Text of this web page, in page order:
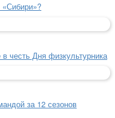
честь Дня физкультурника
за 12 сезонов